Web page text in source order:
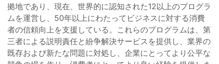
拠地であり、現在、世界的に認知された12以上のプログラ
ムを運営し、50年以上にわたってビジネスに対する消費
者の信頼向上を支援している。これらのプログラムは、第
三者による説明責任と紛争解決サービスを提供し、業界の
既存および新たな問題に対処し、企業にとってより公平な